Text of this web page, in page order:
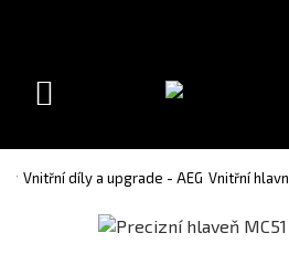
version(Slovak)
Toggle
Vnitřní díly a upgrade - AEG Vnitřní